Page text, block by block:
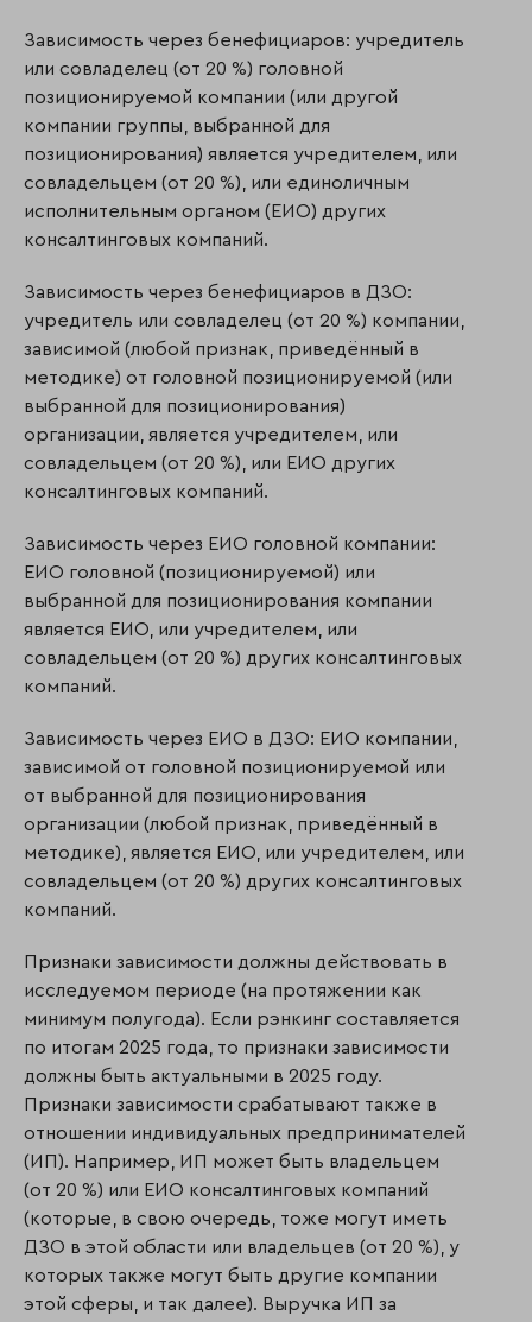
Зависимость через бенефициаров: учредитель
или совладелец (от 20 %) головной
позиционируемой компании (или другой
компании группы, выбранной для
позиционирования) является учредителем, или
совладельцем (от 20 %), или единоличным
исполнительным органом (ЕИО) других
консалтинговых компаний.
Зависимость через бенефициаров в ДЗО:
учредитель или совладелец (от 20 %) компании,
зависимой (любой признак, приведённый в
методике) от головной позиционируемой (или
выбранной для позиционирования)
организации, является учредителем, или
совладельцем (от 20 %), или ЕИО других
консалтинговых компаний.
Зависимость через ЕИО головной компании:
ЕИО головной (позиционируемой) или
выбранной для позиционирования компании
является ЕИО, или учредителем, или
совладельцем (от 20 %) других консалтинговых
компаний.
Зависимость через ЕИО в ДЗО: ЕИО компании,
зависимой от головной позиционируемой или
от выбранной для позиционирования
организации (любой признак, приведённый в
методике), является ЕИО, или учредителем, или
совладельцем (от 20 %) других консалтинговых
компаний.
Признаки зависимости должны действовать в
исследуемом периоде (на протяжении как
минимум полугода). Если рэнкинг составляется
по итогам 2025 года, то признаки зависимости
должны быть актуальными в 2025 году.
Признаки зависимости срабатывают также в
отношении индивидуальных предпринимателей
(ИП). Например, ИП может быть владельцем
(от 20 %) или ЕИО консалтинговых компаний
(которые, в свою очередь, тоже могут иметь
ДЗО в этой области или владельцев (от 20 %), у
которых также могут быть другие компании
этой сферы, и так далее). Выручка ИП за